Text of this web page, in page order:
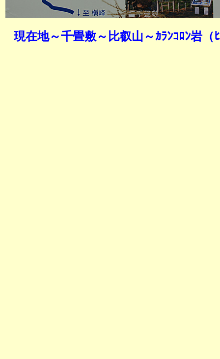
現在地～千畳敷～比叡山～ｶﾗﾝｺﾛﾝ岩